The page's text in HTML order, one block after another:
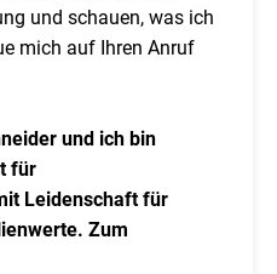
und schauen, was ich
mich auf Ihren Anruf
und ich bin
für
Leidenschaft für
Zum